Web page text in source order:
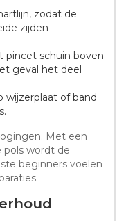
zodat de
zijden
pincet schuin boven
geval het deel
wijzerplaat of band
Met een
pols wordt de
beginners voelen